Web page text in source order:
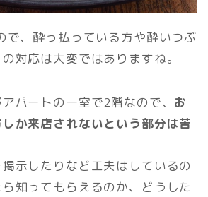
で、酔っ払っている方や酔いつぶ
対応は大変ではありますね。
パートの一室で2階なので、 お
か来店されないという部分は苦
示したりなど工夫はしているの
知ってもらえるのか、どうした